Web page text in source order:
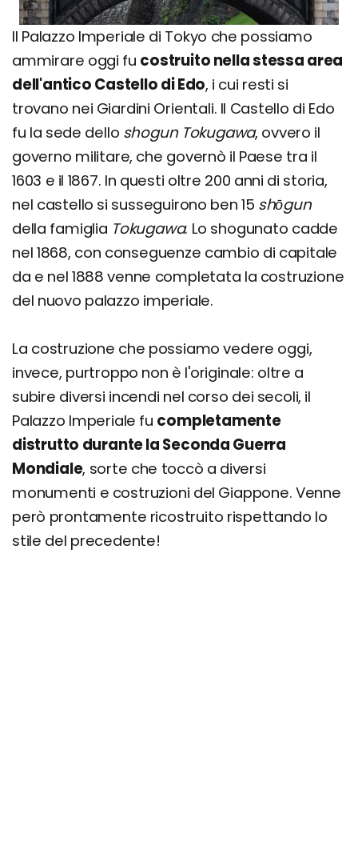
Il Palazzo Imperiale di Tokyo che possiamo
ammirare oggi fu costruito nella stessa area
dell'antico Castello di Edo, i cui resti si
trovano nei Giardini Orientali. Il Castello di Edo
fu la sede dello shogun Tokugawa, ovvero il
governo militare, che governò il Paese tra il
1603 e il 1867. In questi oltre 200 anni di storia,
nel castello si susseguirono ben 15 shōgun
della famiglia Tokugawa. Lo shogunato cadde
nel 1868, con conseguenze cambio di capitale
da e nel 1888 venne completata la costruzione
del nuovo palazzo imperiale.
La costruzione che possiamo vedere oggi,
invece, purtroppo non è l'originale: oltre a
subire diversi incendi nel corso dei secoli, il
Palazzo Imperiale fu completamente
distrutto durante la Seconda Guerra
Mondiale, sorte che toccò a diversi
monumenti e costruzioni del Giappone. Venne
però prontamente ricostruito rispettando lo
stile del precedente!